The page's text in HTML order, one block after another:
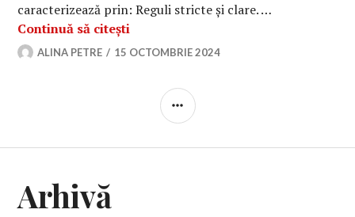
caracterizează prin: Reguli stricte și clare. …
Continuă să citești
ALINA PETRE 15 OCTOMBRIE 2024
BARĂ
Arhivă